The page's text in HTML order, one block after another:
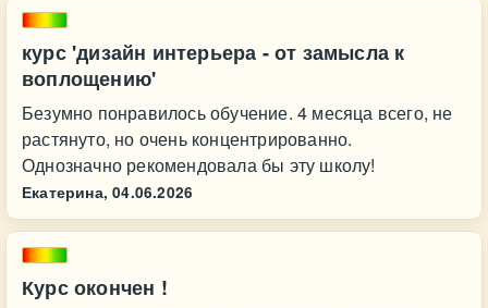
курс 'дизайн интерьера - от замысла к
воплощению'
Безумно понравилось обучение. 4 месяца всего, не
растянуто, но очень концентрированно.
Однозначно рекомендовала бы эту школу!
Екатерина, 04.06.2026
Курс окончен !